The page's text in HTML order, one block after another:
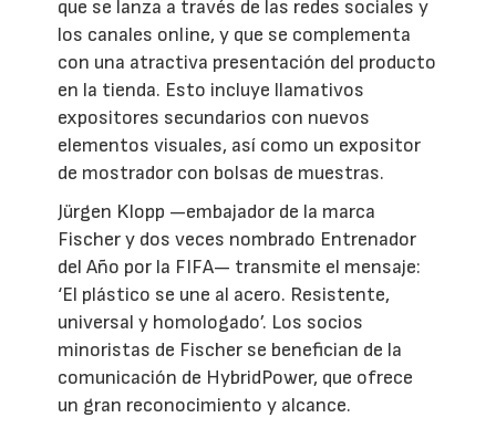
que se lanza a través de las redes sociales y
los canales online, y que se complementa
con una atractiva presentación del producto
en la tienda. Esto incluye llamativos
expositores secundarios con nuevos
elementos visuales, así como un expositor
de mostrador con bolsas de muestras.
Jürgen Klopp —embajador de la marca
Fischer y dos veces nombrado Entrenador
del Año por la FIFA— transmite el mensaje:
‘El plástico se une al acero. Resistente,
universal y homologado’. Los socios
minoristas de Fischer se benefician de la
comunicación de HybridPower, que ofrece
un gran reconocimiento y alcance.